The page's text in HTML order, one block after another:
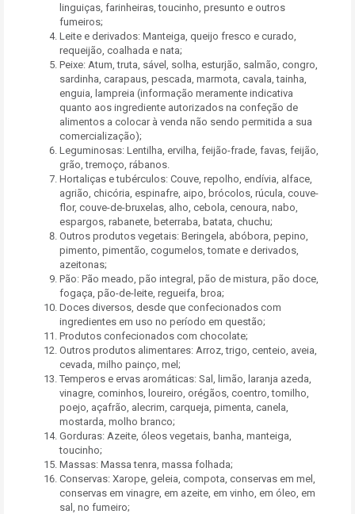
linguiças, farinheiras, toucinho, presunto e outros
fumeiros;
Leite e derivados: Manteiga, queijo fresco e curado,
requeijão, coalhada e nata;
Peixe: Atum, truta, sável, solha, esturjão, salmão, congro,
sardinha, carapaus, pescada, marmota, cavala, tainha,
enguia, lampreia (informação meramente indicativa
quanto aos ingrediente autorizados na confeção de
alimentos a colocar à venda não sendo permitida a sua
comercialização);
Leguminosas: Lentilha, ervilha, feijão-frade, favas, feijão,
grão, tremoço, rábanos.
Hortaliças e tubérculos: Couve, repolho, endívia, alface,
agrião, chicória, espinafre, aipo, brócolos, rúcula, couve-
flor, couve-de-bruxelas, alho, cebola, cenoura, nabo,
espargos, rabanete, beterraba, batata, chuchu;
Outros produtos vegetais: Beringela, abóbora, pepino,
pimento, pimentão, cogumelos, tomate e derivados,
azeitonas;
Pão: Pão meado, pão integral, pão de mistura, pão doce,
fogaça, pão-de-leite, regueifa, broa;
Doces diversos, desde que confecionados com
ingredientes em uso no período em questão;
Produtos confecionados com chocolate;
Outros produtos alimentares: Arroz, trigo, centeio, aveia,
cevada, milho painço, mel;
Temperos e ervas aromáticas: Sal, limão, laranja azeda,
vinagre, cominhos, loureiro, orégãos, coentro, tomilho,
poejo, açafrão, alecrim, carqueja, pimenta, canela,
mostarda, molho branco;
Gorduras: Azeite, óleos vegetais, banha, manteiga,
toucinho;
Massas: Massa tenra, massa folhada;
Conservas: Xarope, geleia, compota, conservas em mel,
conservas em vinagre, em azeite, em vinho, em óleo, em
sal, no fumeiro;